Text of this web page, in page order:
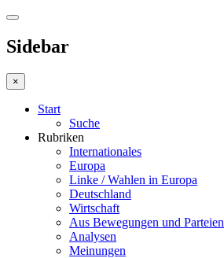
Sidebar
×
Start
Suche
Rubriken
Internationales
Europa
Linke / Wahlen in Europa
Deutschland
Wirtschaft
Aus Bewegungen und Parteien
Analysen
Meinungen